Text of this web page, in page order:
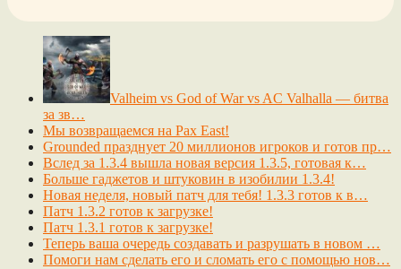
Valheim vs God of War vs AC Valhalla — битва
за зв…
Мы возвращаемся на Pax East!
Grounded празднует 20 миллионов игроков и готов пр…
Вслед за 1.3.4 вышла новая версия 1.3.5, готовая к…
Больше гаджетов и штуковин в изобилии 1.3.4!
Новая неделя, новый патч для тебя! 1.3.3 готов к в…
Патч 1.3.2 готов к загрузке!
Патч 1.3.1 готов к загрузке!
Теперь ваша очередь создавать и разрушать в новом …
Помоги нам сделать его и сломать его с помощью нов…